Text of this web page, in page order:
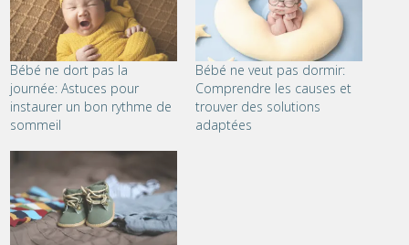
Bébé ne dort pas la
journée: Astuces pour
instaurer un bon rythme de
sommeil
Bébé ne veut pas dormir:
Comprendre les causes et
trouver des solutions
adaptées